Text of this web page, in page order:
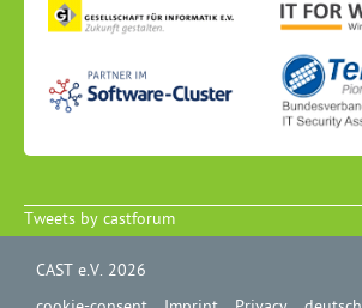
Tweets by castforum
CAST e.V. 2026